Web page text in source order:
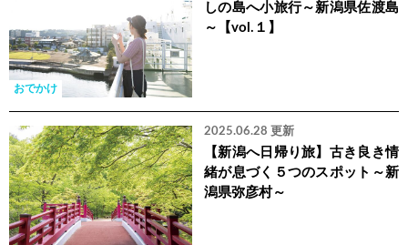
おでかけ
しの島へ小旅行～新潟県佐渡島
～【vol.１】
2025.06.28 更新
【新潟へ日帰り旅】古き良き情
緒が息づく５つのスポット～新
潟県弥彦村～